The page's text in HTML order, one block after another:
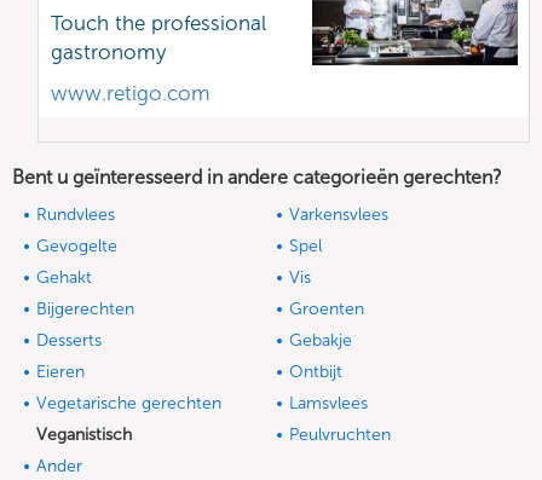
Touch the professional
gastronomy
www.retigo.com
Bent u geïnteresseerd in andere categorieën gerechten?
Rundvlees
Varkensvlees
Gevogelte
Spel
Gehakt
Vis
Bijgerechten
Groenten
Desserts
Gebakje
Eieren
Ontbijt
Vegetarische gerechten
Lamsvlees
Veganistisch
Peulvruchten
Ander